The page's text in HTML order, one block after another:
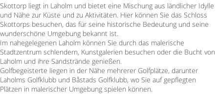
Skottorp liegt in Laholm und bietet eine Mischung aus ländlicher Idylle
und Nähe zur Küste und zu Aktivitäten. Hier können Sie das Schloss
Skottorps besuchen, das für seine historische Bedeutung und seine
wunderschöne Umgebung bekannt ist.
Im nahegelegenen Laholm können Sie durch das malerische
Stadtzentrum schlendern, Kunstgalerien besuchen oder die Bucht von
Laholm und ihre Sandstrände genießen.
Golfbegeisterte liegen in der Nähe mehrerer Golfplätze, darunter
Laholms Golfklubb und Båstads Golfklubb, wo Sie auf gepflegten
Plätzen in malerischer Umgebung spielen können.